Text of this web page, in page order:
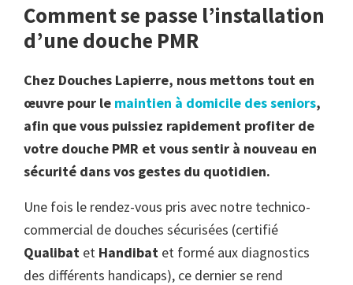
Comment se passe l’installation
d’une douche PMR
Chez Douches Lapierre, nous mettons tout en
œuvre pour le maintien à domicile des seniors,
afin que vous puissiez rapidement profiter de
votre douche PMR et vous sentir à nouveau en
sécurité dans vos gestes du quotidien.
Une fois le rendez-vous pris avec notre technico-
commercial de douches sécurisées (certifié
Qualibat et Handibat et formé aux diagnostics
des différents handicaps), ce dernier se rend